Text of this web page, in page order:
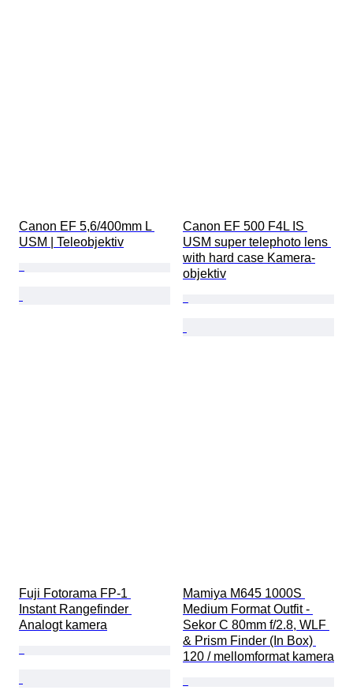
Canon EF 5,6/400mm L
USM | Teleobjektiv
Canon EF 500 F4L IS
USM super telephoto lens
with hard case Kamera-
objektiv
Fuji Fotorama FP-1
Instant Rangefinder
Analogt kamera
Mamiya M645 1000S
Medium Format Outfit -
Sekor C 80mm f/2.8, WLF
& Prism Finder (In Box)
120 / mellomformat kamera